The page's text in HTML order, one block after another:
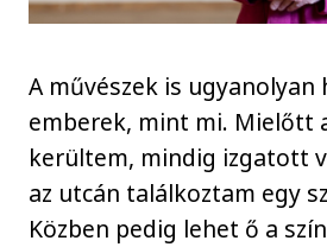
A művészek is ugyanolyan
emberek, mint mi. Mielőtt
kerültem, mindig izgatott
az utcán találkoztam egy
Közben pedig lehet ő a